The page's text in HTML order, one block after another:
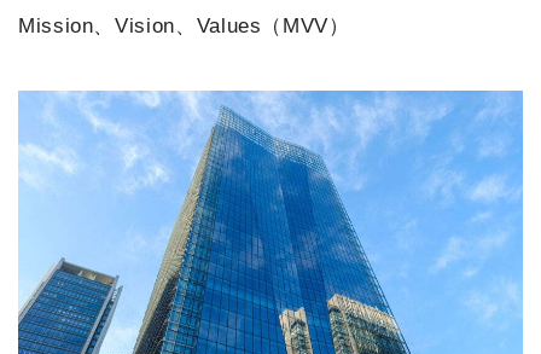
Mission、Vision、Values（MVV）